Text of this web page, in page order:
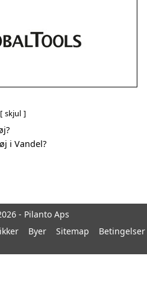
skjul
i Vandel?
- Pilanto Aps
Byer Sitemap Betingelser